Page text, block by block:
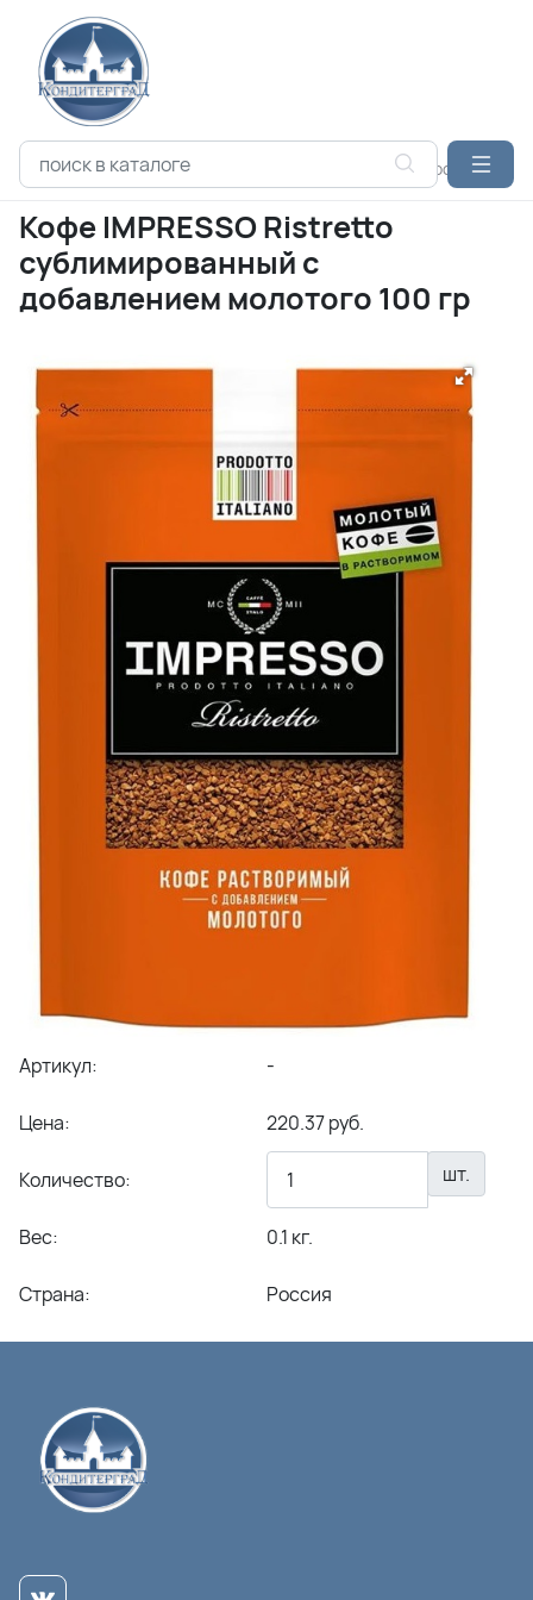
Каталог продукции БУШЕРОН КОФЕ Кофе
Кофе IMPRESSO Ristretto
сублимированный с
добавлением молотого 100 гр
Артикул: -
Цена: 220.37 руб.
Количество: шт.
Вес: 0.1 кг.
Страна: Россия